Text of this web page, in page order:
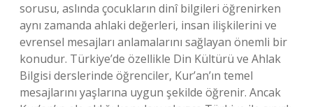
sorusu, aslında çocukların dinî bilgileri öğrenirken
aynı zamanda ahlaki değerleri, insan ilişkilerini ve
evrensel mesajları anlamalarını sağlayan önemli bir
konudur. Türkiye’de özellikle Din Kültürü ve Ahlak
Bilgisi derslerinde öğrenciler, Kur’an’ın temel
mesajlarını yaşlarına uygun şekilde öğrenir. Ancak